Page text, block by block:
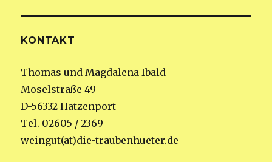
KONTAKT
Thomas und Magdalena Ibald
Moselstraße 49
D-56332 Hatzenport
Tel. 02605 / 2369
weingut(at)die-traubenhueter.de